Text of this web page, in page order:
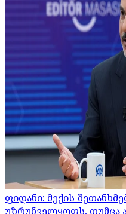
ფიდანი: მექის
უზრუნველყოფს, თუმცა